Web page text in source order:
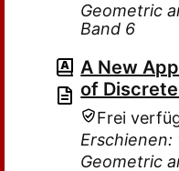
Geometric
Band 6
A New
of
Frei
Erschienen:
Geometric